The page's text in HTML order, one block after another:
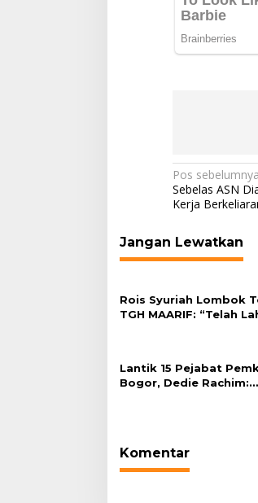
Navigasi
pos
Pos sebelumnya
Sebelas ASN
Kerja
Jangan Lewatkan
Rois Syuriah Lombok
TGH MAARIF: “Telah
Lantik 15 Pejabat
Bogor, Dedie Rachim:
Komentar